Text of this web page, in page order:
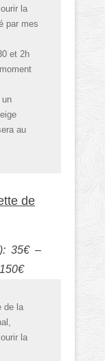
la
par mes
et 2h
un
au
de
35€ –
de la
la